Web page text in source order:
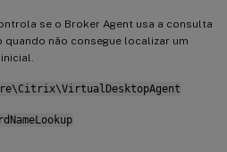
se o Broker Agent usa a consulta
não consegue localizar um